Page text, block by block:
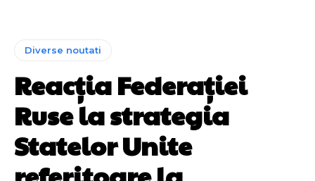
Diverse noutati
Reacția Federației
Ruse la strategia
Statelor Unite